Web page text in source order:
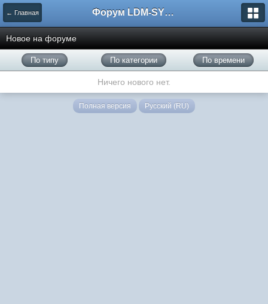
← Главная Форум LDM-SYSTEMS
Новое на форуме
По типу По категории По времени
Ничего нового нет.
Полная версия Русский (RU)